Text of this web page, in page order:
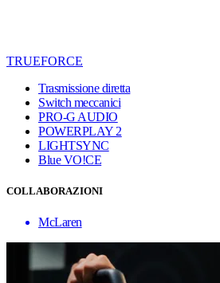
TRUEFORCE
Trasmissione diretta
Switch meccanici
PRO-G AUDIO
POWERPLAY 2
LIGHTSYNC
Blue VO!CE
COLLABORAZIONI
McLaren